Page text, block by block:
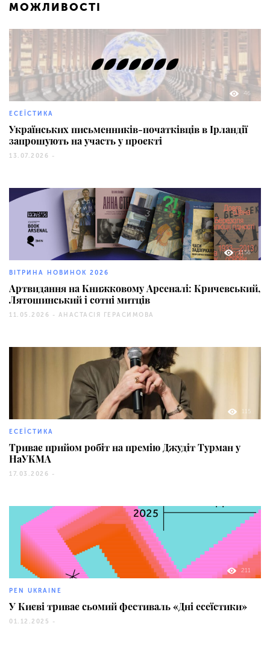
МОЖЛИВОСТІ
46
ЕСЕЇСТИКА
Українських письменників-початківців в Ірландії
запрошують на участь у проєкті
13.07.2026 -
1156
ВІТРИНА НОВИНОК 2026
Артвидання на Книжковому Арсеналі: Кричевський,
Лятошинський і сотні митців
11.05.2026 - АНАСТАСІЯ ГЕРАСИМОВА
115
ЕСЕЇСТИКА
Триває прийом робіт на премію Джудіт Турман у
НаУКМА
17.03.2026 -
211
PEN UKRAINE
У Києві триває сьомий фестиваль «Дні есеїстики»
01.12.2025 -